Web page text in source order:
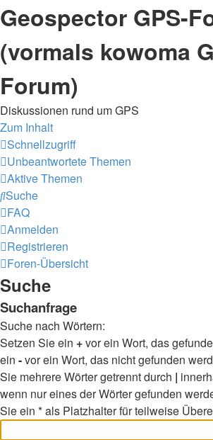
Geospector GPS-
(vormals kowoma
Forum)
Diskussionen rund um GPS
Zum Inhalt
Schnellzugriff
Unbeantwortete Themen
Aktive Themen
Suche
FAQ
Anmelden
Registrieren
Foren-Übersicht
Suche
Suchanfrage
Suche nach Wörtern:
Setzen Sie ein +vor ein Wort, das
ein -vor ein Wort, das nicht gefunden
Sie mehrere Wörter getrennt durch |
wenn nur eines der Wörter gefunden
Sie ein * als Platzhalter für teilweise